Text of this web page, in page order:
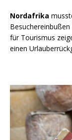
Nordafrika
für Tourismus
einen